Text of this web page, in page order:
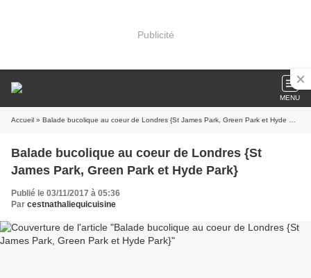
Publicité
MENU
Accueil » Balade bucolique au coeur de Londres {St James Park, Green Park et Hyde Park}
Balade bucolique au coeur de Londres {St
James Park, Green Park et Hyde Park}
Publié le 03/11/2017 à 05:36
Par cestnathaliequicuisine